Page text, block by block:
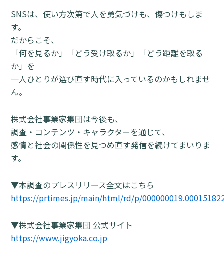
SNSは、使い方次第で人を勇気づけも、傷つけもしま
す。
だからこそ、
「何を見るか」「どう受け取るか」「どう距離を取る
か」を
一人ひとりが選び直す時代に入っているのかもしれませ
ん。
株式会社事業家集団は今後も、
調査・コンテンツ・キャラクターを通じて、
感情と社会の関係性を見つめ直す発信を続けてまいりま
す。
▼本調査のプレスリリース全文はこちら
https://prtimes.jp/main/html/rd/p/
▼株式会社事業家集団 公式サイト
https://www.jigyoka.co.jp